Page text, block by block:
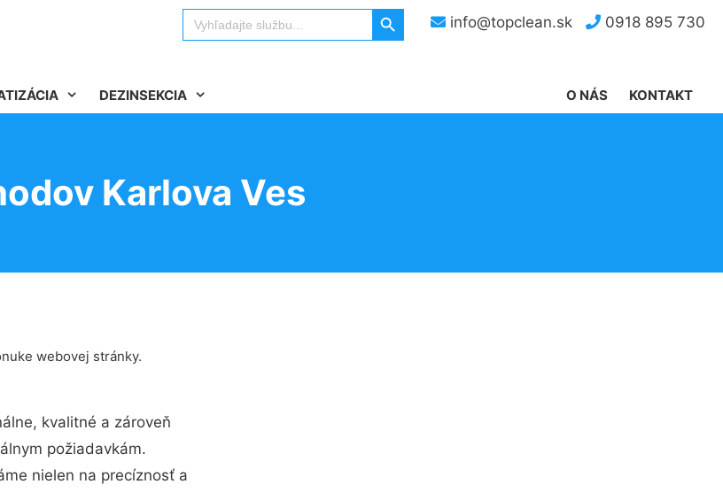
info@topclean.sk 0918 895 730
Search
for:
Search Button
DEZINSEKCIA KONTAKT
O NÁS
Karlova Ves
webovej stránky.
kvalitné a zároveň
požiadavkám.
nielen na precíznosť a